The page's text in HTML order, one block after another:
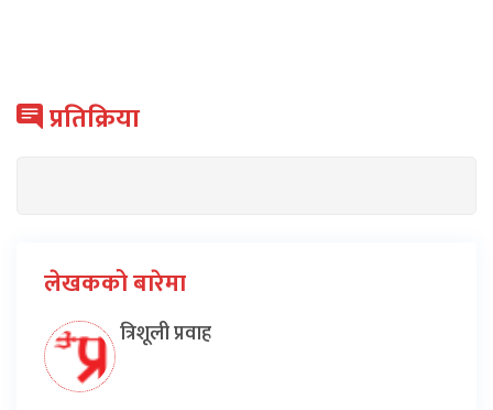
प्रतिक्रिया
लेखकको बारेमा
त्रिशूली प्रवाह